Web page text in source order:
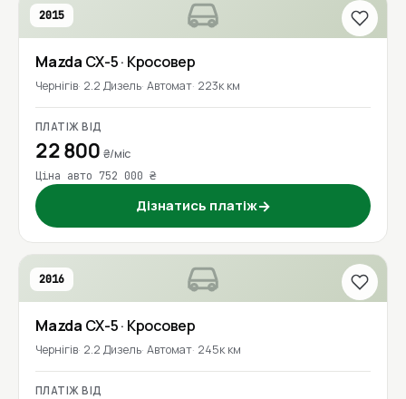
2015
Mazda CX-5· Кросовер
Чернігів 2.2 Дизель Автомат 223к км
ПЛАТІЖ ВІД
22 800 ₴/міс
Ціна авто 752 000 ₴
Дізнатись платіж→
2016
Mazda CX-5· Кросовер
Чернігів 2.2 Дизель Автомат 245к км
ПЛАТІЖ ВІД